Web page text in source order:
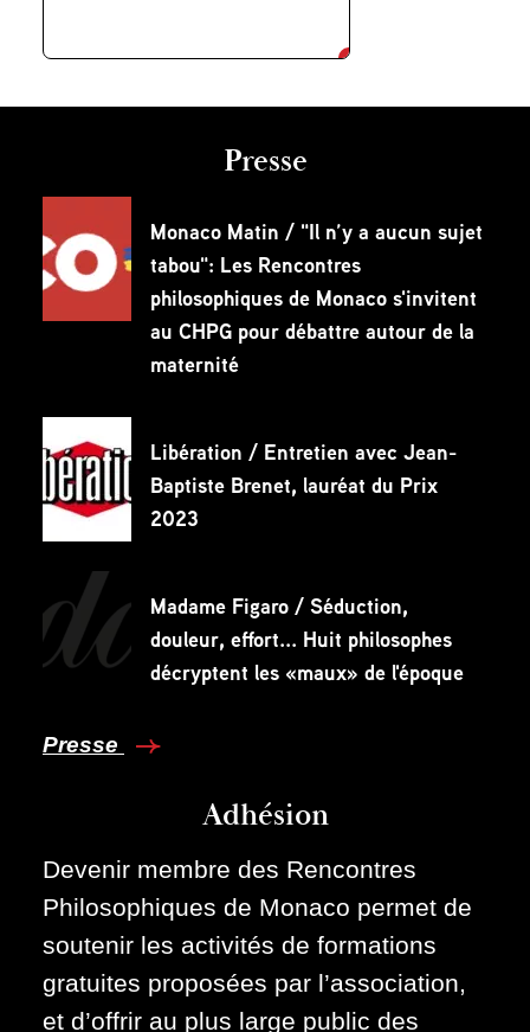
Presse
Monaco Matin / "Il n’y a aucun sujet
tabou": Les Rencontres
philosophiques de Monaco s'invitent
au CHPG pour débattre autour de la
maternité
Libération / Entretien avec Jean-
Baptiste Brenet, lauréat du Prix
2023
Madame Figaro / Séduction,
douleur, effort... Huit philosophes
décryptent les «maux» de l'époque
Presse
Adhésion
Devenir membre des Rencontres
Philosophiques de Monaco permet de
soutenir les activités de formations
gratuites proposées par l’association,
et d’offrir au plus large public des